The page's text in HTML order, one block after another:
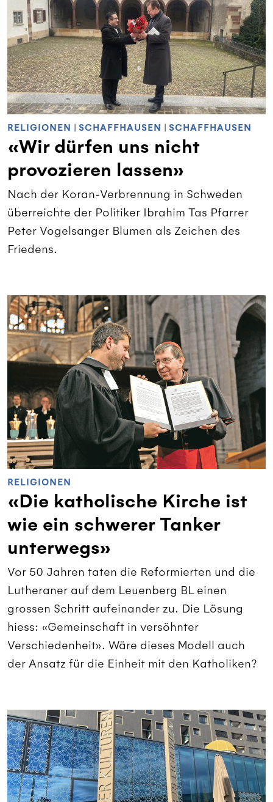
RELIGIONEN | SCHAFFHAUSEN | SCHAFFHAUSEN
«Wir dürfen uns nicht
provozieren lassen»
Nach der Koran-Verbrennung in Schweden
überreichte der Politiker Ibrahim Tas Pfarrer
Peter Vogelsanger Blumen als Zeichen des
Friedens.
RELIGIONEN
«Die katholische Kirche ist
wie ein schwerer Tanker
unterwegs»
Vor 50 Jahren taten die Refor­mierten und die
Lutheraner auf dem Leuenberg BL einen
grossen Schritt aufeinander zu. Die Lösung
hiess: «Gemeinschaft in versöhnter
Verschiedenheit». Wäre dieses Modell auch
der Ansatz für die Einheit mit den Katholiken?